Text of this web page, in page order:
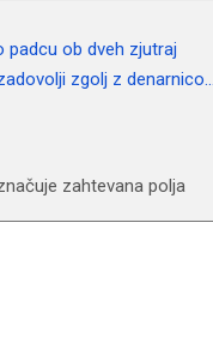
padcu ob dveh zjutraj
zgolj z denarnico…
zahtevana polja